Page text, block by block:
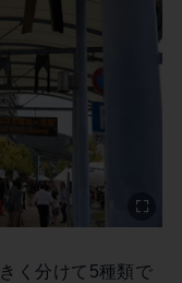
く分けて5種類で